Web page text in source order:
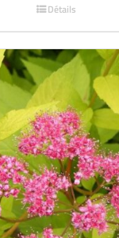
Détails